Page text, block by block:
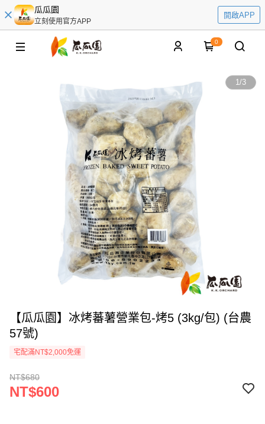
瓜瓜園
立刻使用官方APP
開啟APP
0
1/3
【瓜瓜園】冰烤蕃薯營業包-烤5 (3kg/包) (台農
57號)
宅配滿NT$2,000免運
NT$680
NT$600